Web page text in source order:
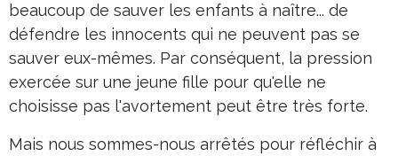
beaucoup de sauver les enfants à naître... de
défendre les innocents qui ne peuvent pas se
sauver eux-mêmes. Par conséquent, la pression
exercée sur une jeune fille pour qu'elle ne
choisisse pas l'avortement peut être très forte.
Mais nous sommes-nous arrêtés pour réfléchir à